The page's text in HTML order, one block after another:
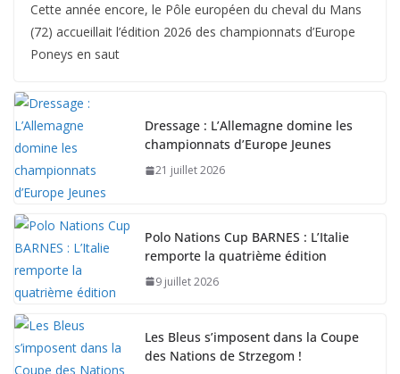
Cette année encore, le Pôle européen du cheval du Mans
(72) accueillait l’édition 2026 des championnats d’Europe
Poneys en saut
Dressage : L’Allemagne domine les
championnats d’Europe Jeunes
21 juillet 2026
Polo Nations Cup BARNES : L’Italie
remporte la quatrième édition
9 juillet 2026
Les Bleus s’imposent dans la Coupe
des Nations de Strzegom !